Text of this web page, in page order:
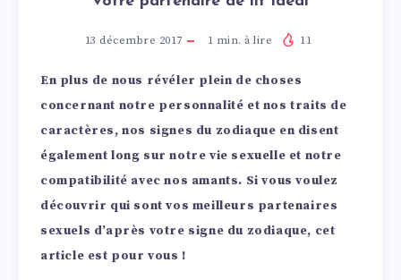
13 décembre 2017 1 min. à lire 11
En plus de nous révéler plein de choses
concernant notre personnalité et nos traits de
caractères, nos signes du zodiaque en disent
également long sur notre vie sexuelle et notre
compatibilité avec nos amants. Si vous voulez
découvrir qui sont vos meilleurs partenaires
sexuels d’après votre signe du zodiaque, cet
article est pour vous !